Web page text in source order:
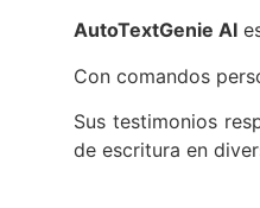
AutoTextGenie AI
Con comandos
Sus testimonios
de escritura en